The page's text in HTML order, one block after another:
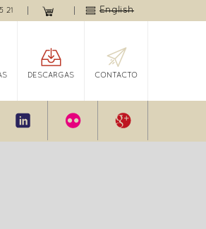
English
21
DESCARGAS CONTACTO